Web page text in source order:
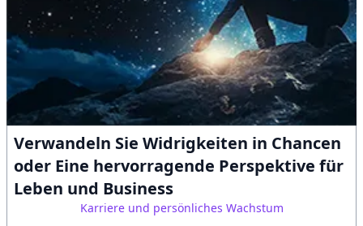
Verwandeln Sie Widrigkeiten in Chancen
oder Eine hervorragende Perspektive für
Leben und Business
Karriere und persönliches Wachstum